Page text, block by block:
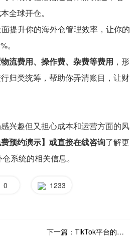
全球开仓。
面提升你的海外仓管理效率，让你的
。
流费用、操作费、杂费等费用 ，形
归类统筹，帮助你弄清账目，让财
兴趣但又担心成本和运营方面的风
费预约演示】或直接在线咨询了解更
系统的相关信息。
0 1233
下一篇：TikTok平台的发货方式有哪几种？TikTok发货模式详解